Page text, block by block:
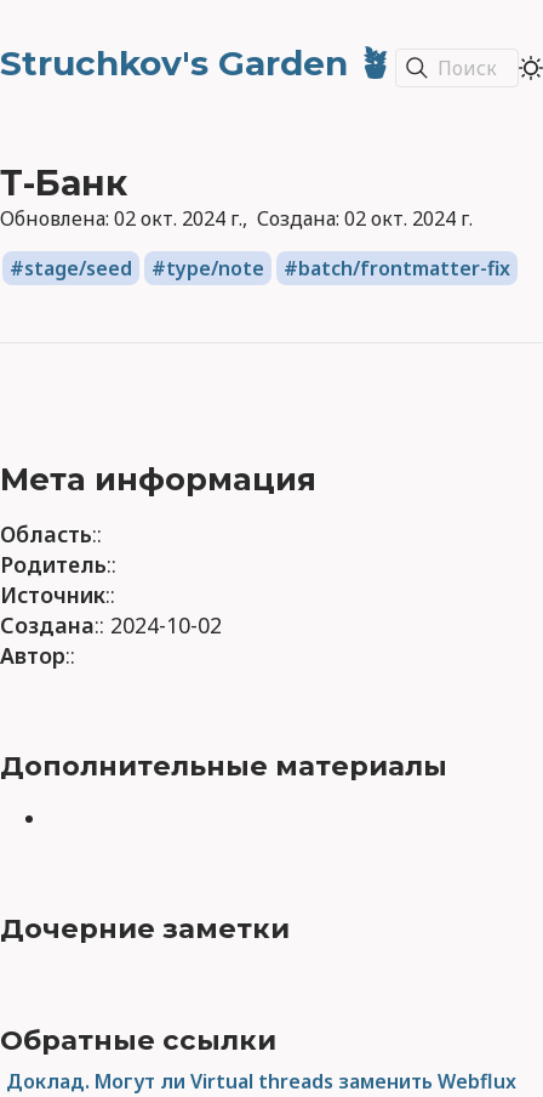
Struchkov's Garden 🪴 Поиск
Т-Банк
Обновлена: 02 окт. 2024 г. Создана: 02 окт. 2024 г.
stage/seed
type/note batch/frontmatter-fix
Мета информация
Область::
Родитель::
Источник::
Создана:: 2024-10-02
Автор::
Дополнительные материалы
Дочерние заметки
Обратные ссылки
Доклад. Могут ли Virtual threads заменить Webflux